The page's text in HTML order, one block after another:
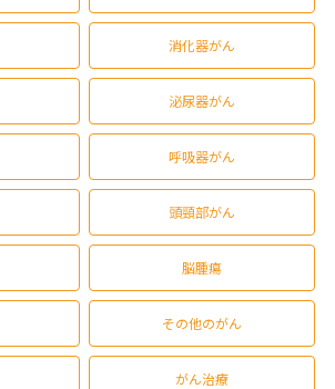
消化器がん
泌尿器がん
呼吸器がん
頭頸部がん
脳腫瘍
その他のがん
がん治療